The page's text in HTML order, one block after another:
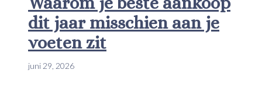
dit jaar misschien aan je
voeten zit
juni 29, 2026